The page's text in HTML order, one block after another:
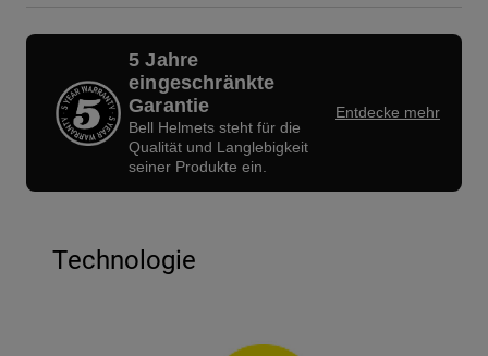
5 Jahre
eingeschränkte
Garantie
Bell Helmets steht für die
Qualität und Langlebigkeit
seiner Produkte ein.
Entdecke mehr
Technologie